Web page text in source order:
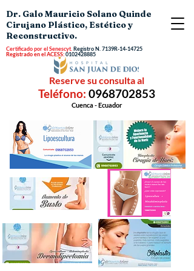
Dr. Galo Mauricio Solano Quinde
Cirujano Plástico, Estético y
Reconstructivo.
Certificado por el Senescyt. Registro N. 7139R-14-14725
Registrado en el ACESS:0102428885
Reserve su consulta al
Teléfono: 0968702853
Cuenca - Ecuador